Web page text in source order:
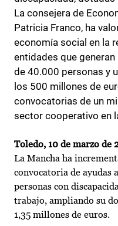
La consejera de
Patricia Franco, ha
economía social en la
entidades que
de 40.000 personas y
los 500 millones de
convocatorias de un
sector cooperativo en
Toledo, 10 de marzo de
La Mancha ha
convocatoria de ayudas
personas con
trabajo, ampliando su
1,35 millones de euros.